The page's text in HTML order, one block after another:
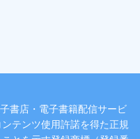
書店・電子書籍配信サービ
テンツ使用許諾を得た正規